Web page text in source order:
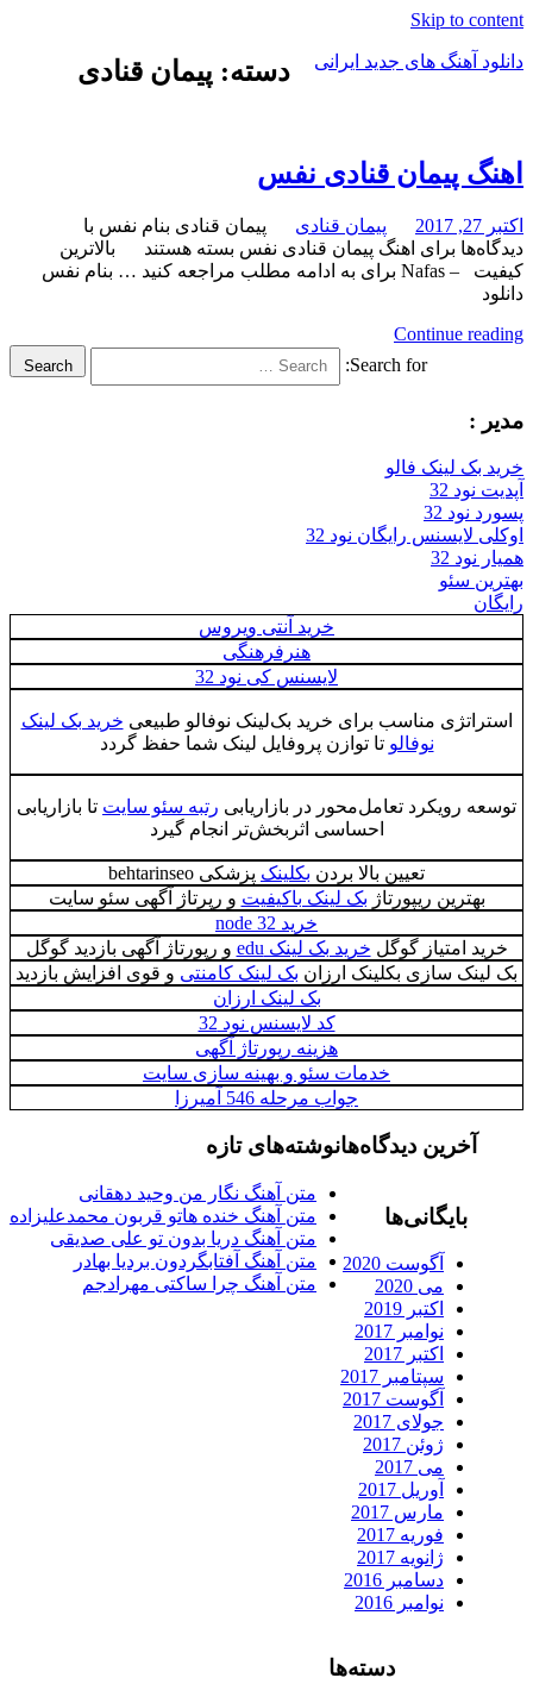
Skip to content
دانلود آهنگ های جدید ایرانی
آلبوم
موزیک
دسته: پیمان قنادی
اهنگ پیمان قنادی نفس
اکتبر 27, 2017
پیمان قنادی
دیدگاه‌ها برای اهنگ پیمان قنادی نفس بسته هستند
پیمان قنادی بنام نفس با
بالاترین
کیفیت – Nafas برای به ادامه مطلب مراجعه کنید … بنام نفس
دانلود
Continue reading
Search for:
Search
مدیر :
خرید بک لینک فالو
آپدیت نود 32
پسورد نود 32
اوکلی لایسنس رایگان نود 32
همیار نود 32
بهترین سئو
رایگان
خرید آنتی ویروس
هنرفرهنگی
لایسنس کی نود 32
استراتژی مناسب برای خرید بک‌لینک نوفالو طبیعی خرید بک لینک
نوفالو تا توازن پروفایل لینک شما حفظ گردد
توسعه رویکرد تعامل‌محور در بازاریابی رتبه سئو سایت تا بازاریابی
احساسی اثربخش‌تر انجام گیرد
تعیین بالا بردن بکلینک پزشکی behtarinseo
بهترین ریپورتاژ بک لینک باکیفیت و رپرتاژ آگهی سئو سایت
خرید node 32
خرید امتیاز گوگل خرید بک لینک edu
و رپورتاژ آگهی بازدید گوگل
بک لینک سازی بکلینک ارزان بک لینک کامنتی و قوی افزایش بازدید
بک لینک ارزان
کد لایسنس نود 32
هزینه رپورتاژ آگهی
خدمات سئو و بهینه سازی سایت
جواب مرحله 546 آمیرزا
نوشته‌های تازه
متن آهنگ نگار من وحید دهقانی
متن آهنگ خنده هاتو قربون محمدعلیزاده
متن آهنگ دریا بدون تو علی صدیقی
متن آهنگ آفتابگردون بردیا بهادر
متن آهنگ چرا ساکتی مهرادجم
آخرین دیدگاه‌ها
بایگانی‌ها
آگوست 2020
می 2020
اکتبر 2019
نوامبر 2017
اکتبر 2017
سپتامبر 2017
آگوست 2017
جولای 2017
ژوئن 2017
می 2017
آوریل 2017
مارس 2017
فوریه 2017
ژانویه 2017
دسامبر 2016
نوامبر 2016
دسته‌ها